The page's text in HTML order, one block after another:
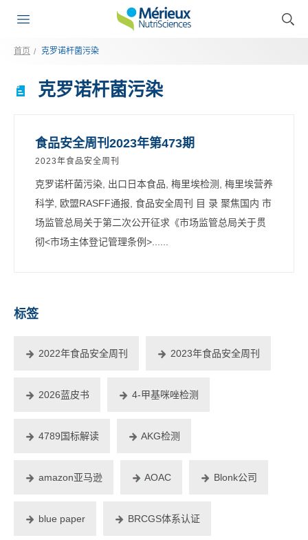
首页 克罗诺杆菌污染
克罗诺杆菌污染
食品安全周刊2023年第473期
2023年食品安全周刊
克罗诺杆菌污染, 出口日本食品, 梅里埃检测, 梅里埃营养
科学, 欧盟RASFF通报, 食品安全周刊 目 录 聚焦国内 市
场监管总局关于第二次公开征求《市场监管总局关于贯
彻<市场主体登记管理条例>......
标签
2022年食品安全周刊 2023年食品安全周刊
2026蓝皮书 4-甲基咪唑检测
4789国标解读 AKG检测
amazon亚马逊 AOAC Blonk公司
blue paper BRCGS体系认证